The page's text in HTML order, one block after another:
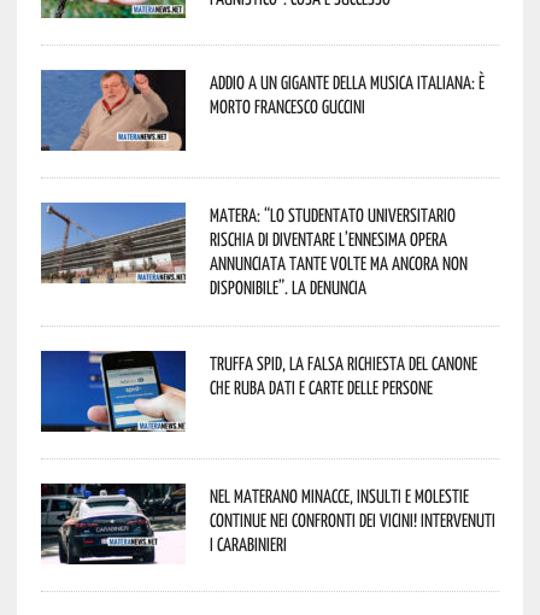
Addio a un gigante della musica italiana: è
morto Francesco Guccini
Matera: “Lo studentato universitario
rischia di diventare l’ennesima opera
annunciata tante volte ma ancora non
disponibile”. La denuncia
Truffa Spid, la falsa richiesta del canone
che ruba dati e carte delle persone
Nel materano minacce, insulti e molestie
continue nei confronti dei vicini! Intervenuti
i Carabinieri